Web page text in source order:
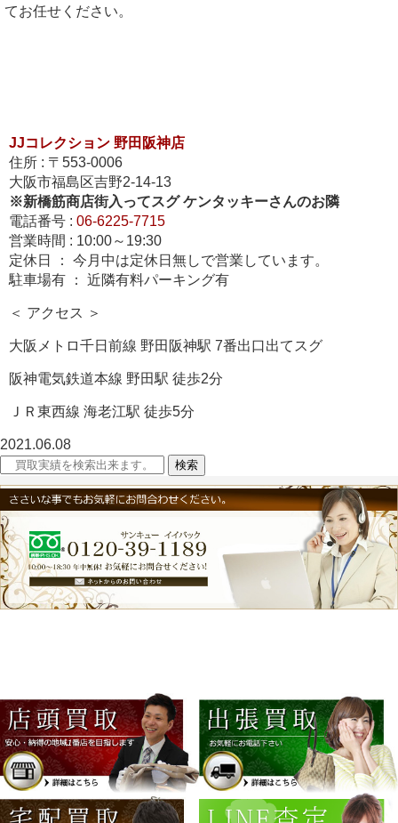
てお任せください。
JJコレクション 野田阪神店
住所 : 〒553-0006
大阪市福島区吉野2-14-13
※新橋筋商店街入ってスグ ケンタッキーさんのお隣
電話番号 : 06-6225-7715
営業時間 : 10:00～19:30
定休日 ： 今月中は定休日無しで営業しています。
駐車場有 ： 近隣有料パーキング有
＜ アクセス ＞
大阪メトロ千日前線 野田阪神駅 7番出口出てスグ
阪神電気鉄道本線 野田駅 徒歩2分
ＪＲ東西線 海老江駅 徒歩5分
2021.06.08